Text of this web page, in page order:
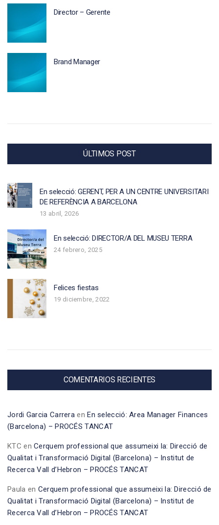
Director – Gerente
Brand Manager
ÚLTIMOS POST
En selecció: GERENT, PER A UN CENTRE UNIVERSITARI
DE REFERÈNCIA A BARCELONA
13 abril, 2026
En selecció: DIRECTOR/A DEL MUSEU TERRA
24 febrero, 2025
Felices fiestas
19 diciembre, 2022
COMENTARIOS RECIENTES
Jordi Garcia Carrera enEn selecció: Area Manager Finances
(Barcelona) – PROCÉS TANCAT
KTC enCerquem professional que assumeixi la: Direcció de
Qualitat i Transformació Digital (Barcelona) – Institut de
Recerca Vall d’Hebron – PROCÉS TANCAT
Paula en Cerquem professional que assumeixi la: Direcció de
Qualitat i Transformació Digital (Barcelona) – Institut de
Recerca Vall d’Hebron – PROCÉS TANCAT